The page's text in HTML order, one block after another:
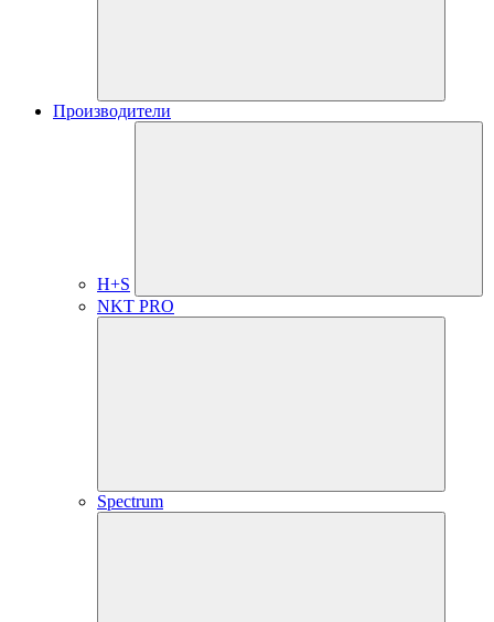
Производители
H+S
NKT PRO
Spectrum